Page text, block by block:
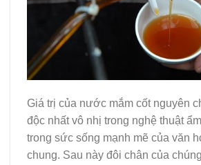
Giá trị của nước mắm cốt nguyên
độc nhất vô nhị trong nghệ thuật
trong sức sống mạnh mẽ của văn
chung. Sau này đôi chân của